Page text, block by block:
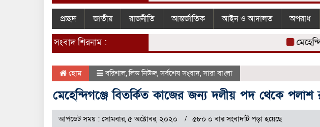
প্রচ্ছদ জাতীয় রাজনীতি আন্তর্জাতিক আইন ও আদালত অপরাধ
সংবাদ শিরনাম :
হোম বরিশাল,লিড নিউজ,সর্বশেষ সংবাদ,সারা বাংলা
মেহেন্দিগঞ্জে বিতর্কিত কাজের জন্য দলীয় পদ থেকে পলাশ
আপডেট সময় : সোমবার, ৫ অক্টোবর, ২০২০ ৫৮০ ০ বার সংবাদটি পড়া হয়েছে